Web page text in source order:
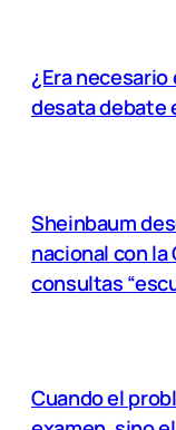
¿Era necesario
desata debate
Sheinbaum
nacional con la
consultas
Cuando el